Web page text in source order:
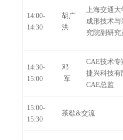
14:00-
14:30
胡广
洪
上海交通大
成形技术与
究院副研究
14:30-
15:00
邓
军
CAE技术专
捷兴科技有
CAE总监
15:00-
15:30
茶歇&交流